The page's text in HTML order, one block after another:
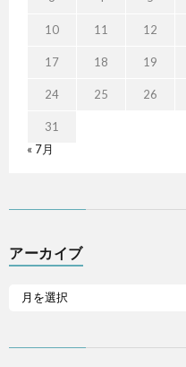
10 11 12
17 18 19
24 25 26
31
« 7月
アーカイブ